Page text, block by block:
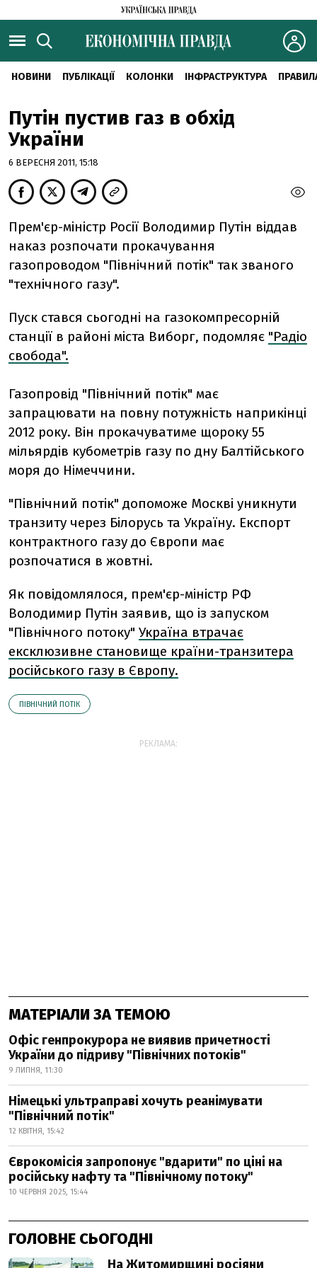
НОВИНИ ПУБЛІКАЦІЇ КОЛОНКИ ІНФРАСТРУКТУРА
Путін пустив газ в обхід
України
6 ВЕРЕСНЯ 2011, 15:18
Прем'єр-міністр Росії Володимир Путін віддав
наказ розпочати прокачування
газопроводом "Північний потік" так званого
"технічного газу".
Пуск стався сьогодні на газокомпресорній
станції в районі міста Виборг, подомляє "Радіо
свобода".
Газопровід "Північний потік" має
запрацювати на повну потужність наприкінці
2012 року. Він прокачуватиме щороку 55
мільярдів кубометрів газу по дну Балтійського
моря до Німеччини.
"Північний потік" допоможе Москві уникнути
транзиту через Білорусь та Україну. Експорт
контрактного газу до Європи має
розпочатися в жовтні.
Як повідомлялося, прем'єр-міністр РФ
Володимир Путін заявив, що із запуском
"Північного потоку" Україна втрачає
ексклюзивне становище країни-транзитера
російського газу в Європу.
ПІВНІЧНИЙ ПОТІК
РЕКЛАМА:
МАТЕРІАЛИ ЗА ТЕМОЮ
Офіс генпрокурора не виявив причетності
України до підриву "Північних потоків"
9 ЛИПНЯ, 11:30
Німецькі ультраправі хочуть реанімувати
"Північний потік"
12 КВІТНЯ, 15:42
Єврокомісія запропонує "вдарити" по ціні на
російську нафту та "Північному потоку"
10 ЧЕРВНЯ 2025, 15:44
ГОЛОВНЕ СЬОГОДНІ
На Житомирщині росіяни